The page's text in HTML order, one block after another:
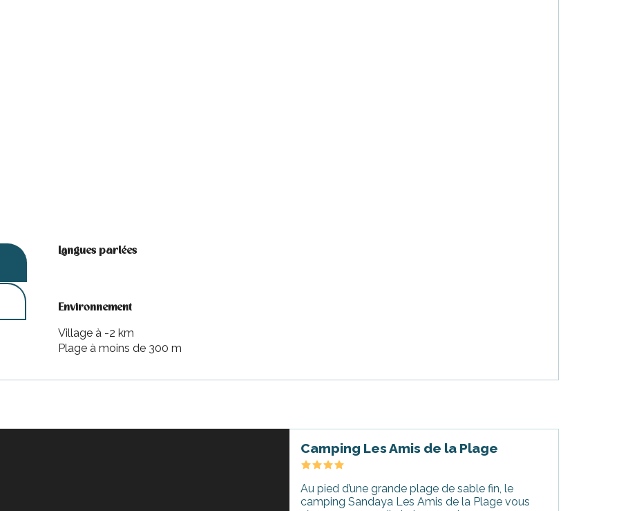
Langues parlées
Langues parlées
Environnement
Environnement
Village à -2 km
Plage à moins de 300 m
Camping Les Amis de la Plage
Au pied d’une grande plage de sable fin, le
camping Sandaya Les Amis de la Plage vous